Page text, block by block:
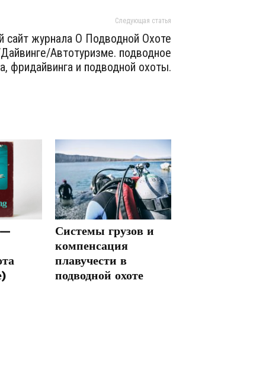
Следующая статья
сайт журнала О Подводной Охоте
Автотуризме. подводное
фридайвинга и подводной охоты.
—
Системы грузов и
компенсация
плавучести в
подводной охоте